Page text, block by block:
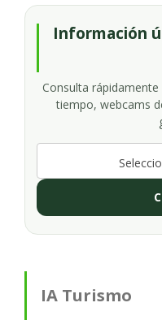
Información
Consulta
tiempo, webcams
IA Turismo